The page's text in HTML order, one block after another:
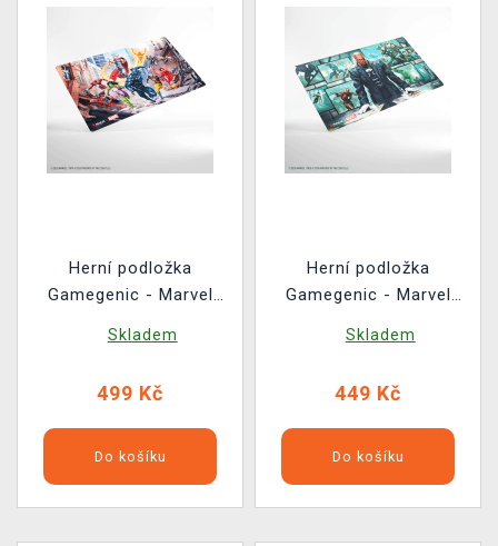
Herní podložka
Gamegenic - Marvel
Super Heroes
Skladem
499 Kč
Do košíku
Herní podložka
Gamegenic - Marvel
Nick Fury
Skladem
449 Kč
Do košíku